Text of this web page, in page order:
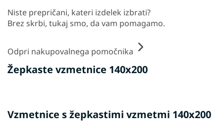
Žepkaste vzmetnice 140x200
Niste prepričani, kateri izdelek izbrati?
Brez skrbi, tukaj smo, da vam pomagamo.
Odpri nakupovalnega pomočnika
Vzmetnice s žepkastimi vzmetmi 140x200